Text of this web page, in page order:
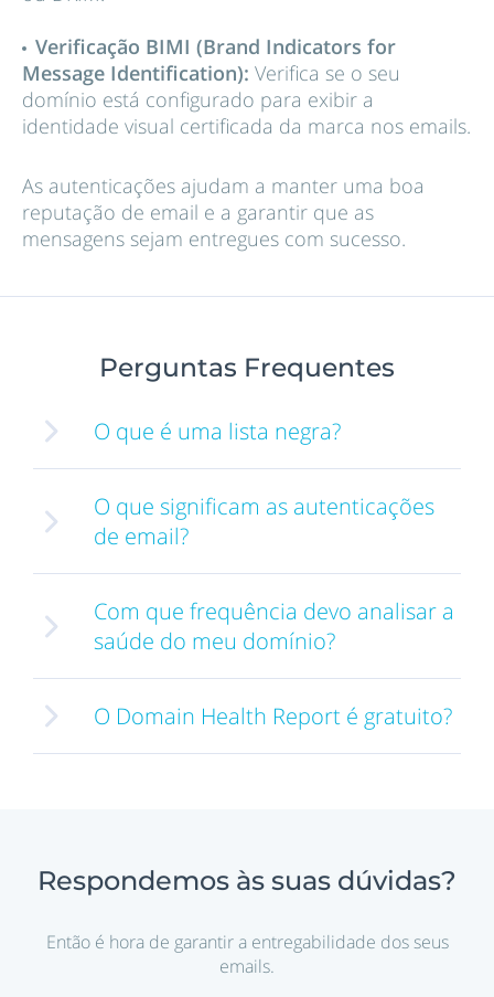
Verificação BIMI (Brand Indicators for
Message Identification): Verifica se o seu
domínio está configurado para exibir a
identidade visual certificada da marca nos emails.
As autenticações ajudam a manter uma boa
reputação de email e a garantir que as
mensagens sejam entregues com sucesso.
Perguntas Frequentes
O que é uma lista negra?
O que significam as autenticações
de email?
Com que frequência devo analisar a
saúde do meu domínio?
O Domain Health Report é gratuito?
Respondemos às suas dúvidas?
Então é hora de garantir a entregabilidade dos seus
emails.